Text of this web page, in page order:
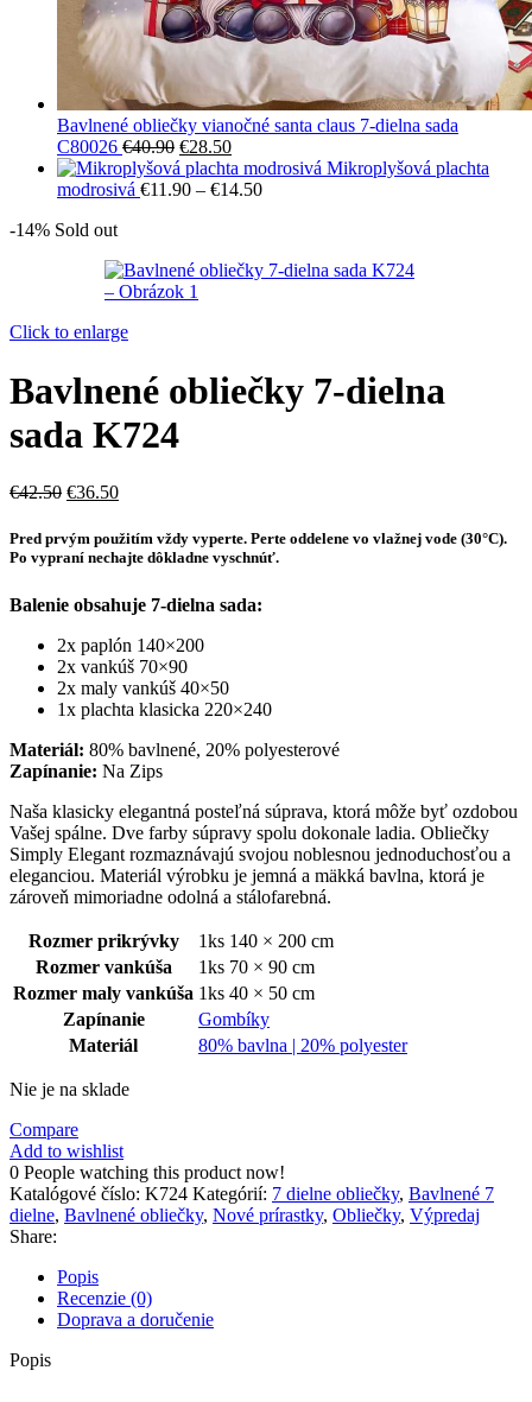
Bavlnené obliečky vianočné santa claus 7-dielna sada
C80026 €40.90 Pôvodná
cena
bola:
€28.50Aktuálna
cena
je:
Mikroplyšová plachta
modrosivá €11.90 – €14.50Price
€14.50
-14% Sold out
Click to enlarge
Bavlnené obliečky 7-dielna
sada K724
€42.50 Pôvodná
bola:
€42.50.
€36.50Aktuálna
je:
€36.50.
Pred prvým použitím vždy vyperte. Perte oddelene vo vlažnej vode (30°C).
Po vypraní nechajte dôkladne vyschnúť.
Balenie obsahuje 7-dielna sada:
2x paplón 140×200
2x vankúš 70×90
2x maly vankúš 40×50
1x plachta klasicka 220×240
Materiál: 80% bavlnené, 20% polyesterové
Zapínanie: Na Zips
Naša klasicky elegantná posteľná súprava, ktorá môže byť ozdobou
Vašej spálne. Dve farby súpravy spolu dokonale ladia. Obliečky
Simply Elegant rozmaznávajú svojou noblesnou jednoduchosťou a
eleganciou. Materiál výrobku je jemná a mäkká bavlna, ktorá je
zároveň mimoriadne odolná a stálofarebná.
Rozmer prikrývky
1ks 140 × 200 cm
Rozmer vankúša
1ks 70 × 90 cm
Rozmer maly vankúša 1ks 40 × 50 cm
Zapínanie
Gombíky
Materiál
80% bavlna | 20% polyester
Nie je na sklade
Compare
Add to wishlist
0 People watching this product now!
Katalógové číslo: K724 Kategórií: 7 dielne obliečky, Bavlnené 7
dielne, Bavlnené obliečky, Nové prírastky, Obliečky, Výpredaj
Share:
Popis
Recenzie (0)
Doprava a doručenie
Popis